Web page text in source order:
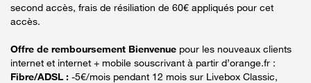
second accès, frais de résiliation de 60€ appliqués pour cet
accès.
Offre de remboursement Bienvenue pour les nouveaux clients
internet et internet + mobile souscrivant à partir d’orange.fr :
Fibre/ADSL : -5€/mois pendant 12 mois sur Livebox Classic,